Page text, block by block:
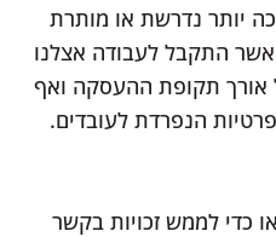
יותר נדרשת או מותרת
התקבל לעבודה אצלנו
אורך תקופת ההעסקה ואף
הנפרדת לעובדים.
כדי לממש זכויות בקשר